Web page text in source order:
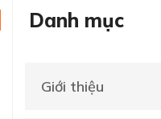
Danh mục
Giới thiệu